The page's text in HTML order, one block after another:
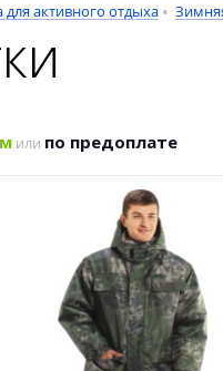
активного отдыха
или по предоплате